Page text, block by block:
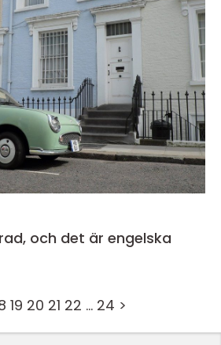
och det är engelska
19 20 21 22 … 24 >